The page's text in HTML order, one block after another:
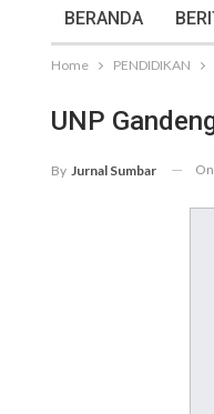
BERANDA
Home PENDIDIKAN
UNP
By Jurnal Sumbar On